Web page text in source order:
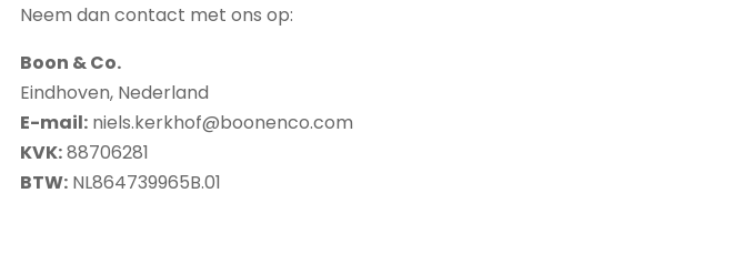
Neem dan contact met ons op:
Boon & Co.
Eindhoven, Nederland
E-mail:niels.kerkhof@boonenco.com
KVK:88706281
BTW:NL864739965B.01